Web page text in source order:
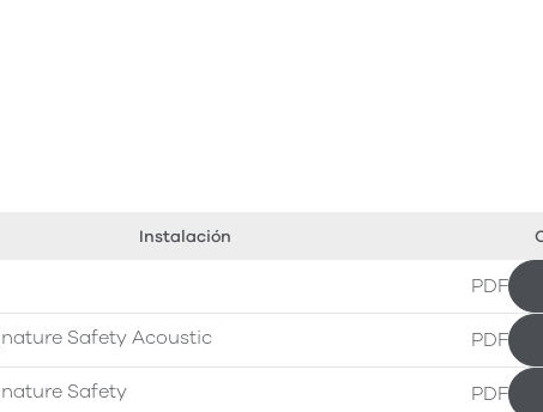
Instalación
PDF
Safety Acoustic
PDF
Safety
PDF